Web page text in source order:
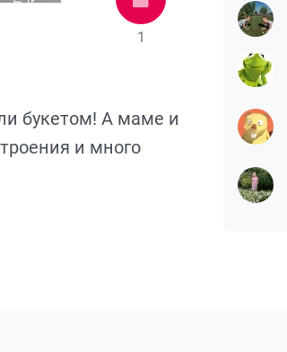
1
букетом! А маме и
и много